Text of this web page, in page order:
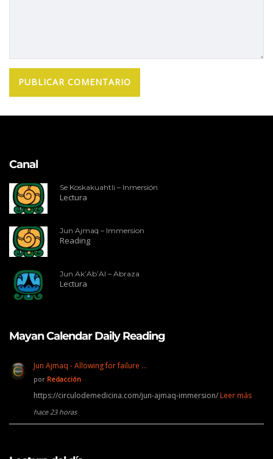
Canal
Se Koskakuahtli – Inmersión
Lectura
Jun Ajmaq – Immersion
Reading
Jun Ak’Ab’Al – Abraza
Lectura
Mayan Calendar Daily Reading
Jun Ajmaq - Allowing for failure …
por Redacción
https://circulodemedicina.com/jun-ajmaq-immersion/ Leer más
hace 23 horas